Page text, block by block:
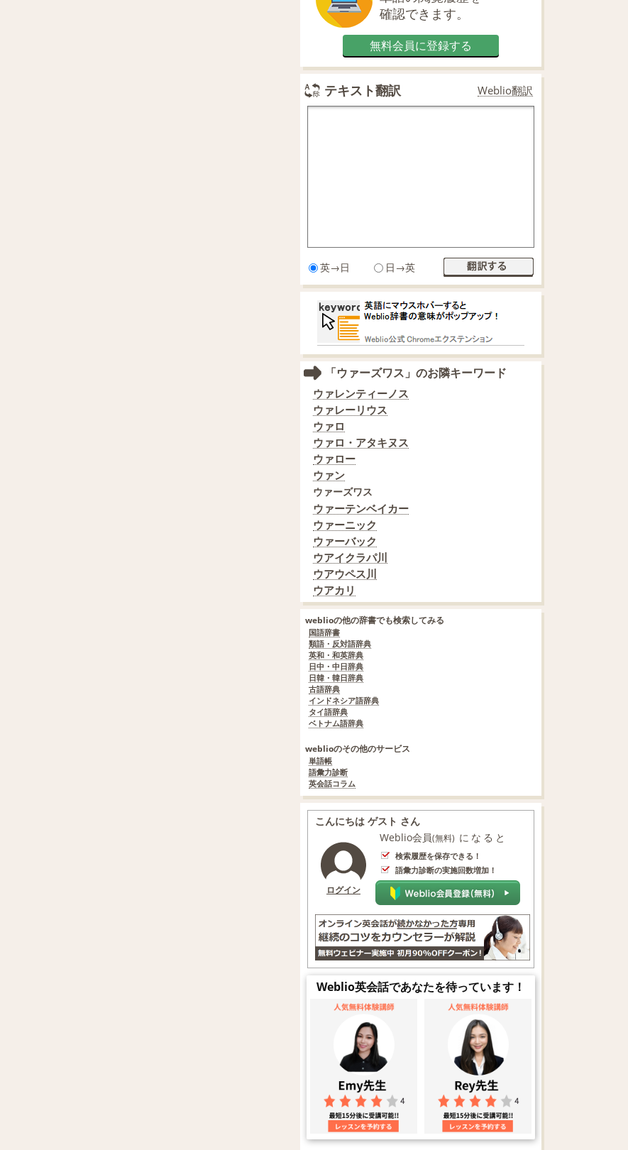
確認できます。
無料会員に登録する
テキスト翻訳 Weblio翻訳
英→日 日→英
「ウァーズワス」のお隣キーワード
ウァレンティーノス
ウァレーリウス
ウァロ
ウァロ・アタキヌス
ウァロー
ウァン
ウァーズワス
ウァーテンベイカー
ウァーニック
ウァーバック
ウアイクラパ川
ウアウペス川
ウアカリ
weblioの他の辞書でも検索してみる
国語辞書
類語・反対語辞典
英和・和英辞典
日中・中日辞典
日韓・韓日辞典
古語辞典
インドネシア語辞典
タイ語辞典
ベトナム語辞典
weblioのその他のサービス
単語帳
語彙力診断
英会話コラム
こんにちは ゲスト さん
ログイン
Weblio会員(無料) になると
検索履歴を保存できる！
語彙力診断の実施回数増加！
Weblio英会話であなたを待っています！